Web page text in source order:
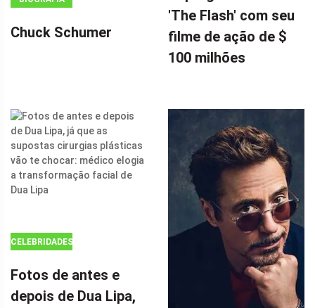
Chuck Schumer
DOUTOR
ESTRANHO 2,
CHARLIZE
THERON,
DA DC EM 'THE
FLASH' COM
SEU FILME DE
AÇÃO DE $ 100
MILHÕES POR
'The Flash' com seu
filme de ação de $
100 milhões
CELEBRIDADES
Fotos de antes e
depois de Dua Lipa,